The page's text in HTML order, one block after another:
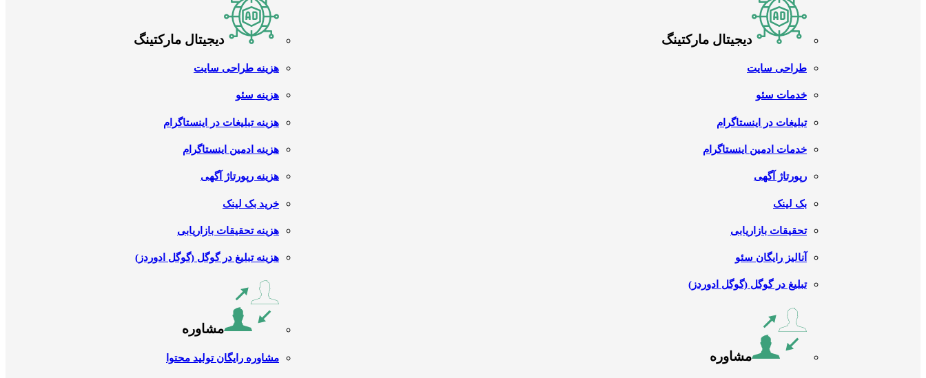
دیجیتال مارکتینگ
طراحی سایت
خدمات سئو
تبلیغات در اینستاگرام
خدمات ادمین اینستاگرام
رپورتاژ آگهی
بک لینک
تحقیقات بازاریابی
آنالیز رایگان سئو
تبلیغ در گوگل (گوگل ادوردز)
مشاوره
دیجیتال مارکتینگ
هزینه طراحی سایت
هزینه سئو
هزینه تبلیغات در اینستاگرام
هزینه ادمین اینستاگرام
هزینه رپورتاژ آگهی
خرید بک لینک
هزینه تحقیقات بازاریابی
هزینه تبلیغ در گوگل (گوگل ادوردز)
مشاوره
مشاوره رایگان تولید محتوا